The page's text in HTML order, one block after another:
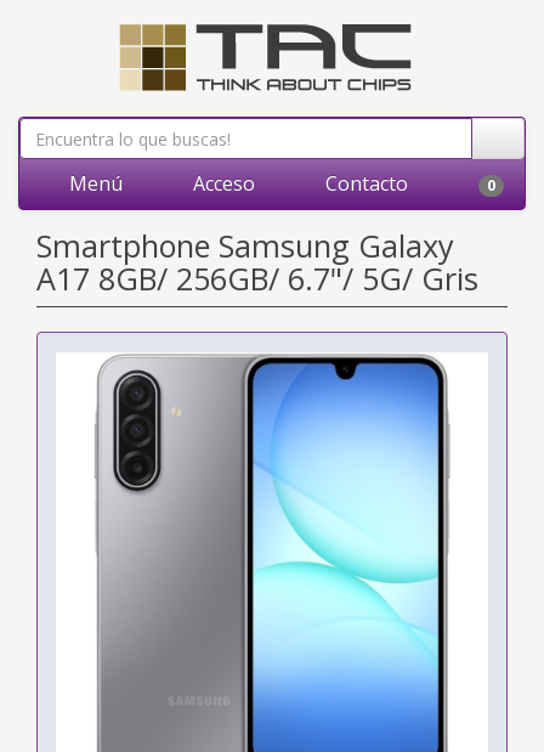
Menú Acceso Contacto 0
Smartphone Samsung Galaxy
A17 8GB/ 256GB/ 6.7"/ 5G/ Gris